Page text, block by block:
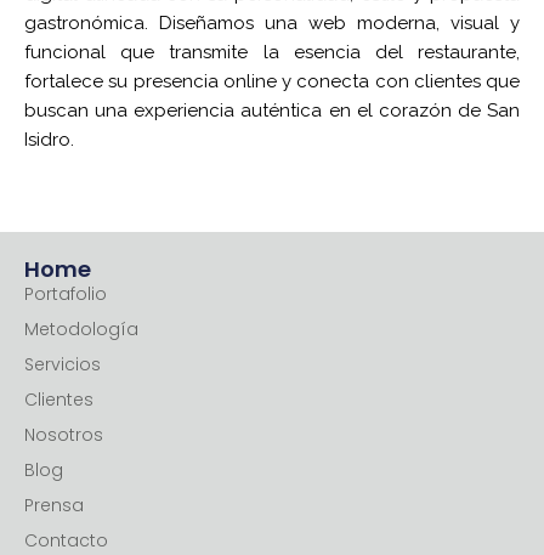
gastronómica. Diseñamos una web moderna, visual y
funcional que transmite la esencia del restaurante,
fortalece su presencia online y conecta con clientes que
buscan una experiencia auténtica en el corazón de San
Isidro.
Home
Portafolio
Metodología
Servicios
Clientes
Nosotros
Blog
Prensa
Contacto